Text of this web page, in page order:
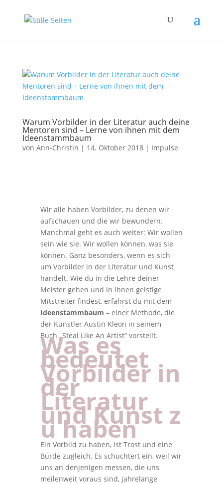
Warum Vorbilder in der Literatur auch deine
Mentoren sind – Lerne von ihnen mit dem
Ideenstammbaum
von Ann-Christin | 14. Oktober 2018| Impulse
Wir alle haben Vorbilder, zu denen wir
aufschauen und die wir bewundern.
Manchmal geht es auch weiter: Wir wollen
sein wie sie. Wir wollen können, was sie
können. Ganz besonders, wenn es sich
um Vorbilder in der Literatur und Kunst
handelt. Wie du in die Lehre deiner
Meister gehen und in ihnen geistige
Mitstreiter findest, erfährst du mit dem
Ideenstammbaum – einer Methode, die
der Künstler Austin Kleon in seinem
Buch „Steal Like An Artist“ vorstellt.
Was es
bedeutet
Vorbilder in
der
Literatur
und Kunst z
u haben
Ein Vorbild zu haben, ist Trost und eine
Bürde zugleich. Es schüchtert ein, weil wir
uns an denjenigen messen, die uns
meilenweit voraus sind, jahrelange